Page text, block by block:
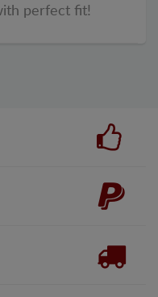
perfect fit!